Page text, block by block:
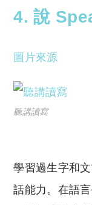
4. 說
圖片來源
聽講讀寫
學習過生字和
話能力。在語